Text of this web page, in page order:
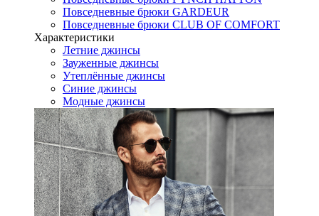
Повседневные брюки GARDEUR
Повседневные брюки CLUB OF COMFORT
Характеристики
Летние джинсы
Зауженные джинсы
Утеплённые джинсы
Синие джинсы
Модные джинсы